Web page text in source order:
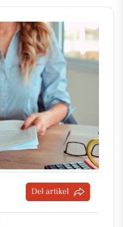
Del artikel